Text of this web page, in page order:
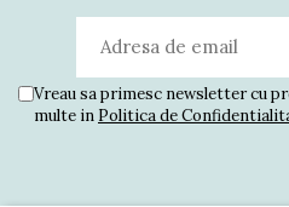
Vreau sa primesc newsletter cu
multe in Politica de